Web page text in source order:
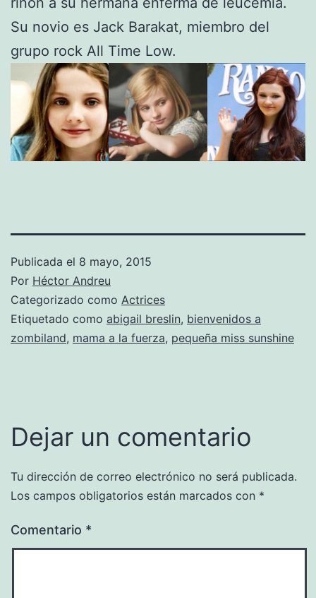
Su novio es Jack Barakat, miembro del
grupo rock All Time Low.
Publicada el 8 mayo, 2015
Por Héctor Andreu
Categorizado como Actrices
Etiquetado como abigail breslin, bienvenidos a
zombiland, mama a la fuerza, pequeña miss sunshine
Dejar un comentario
Tu dirección de correo electrónico no será publicada.
Los campos obligatorios están marcados con *
Comentario *